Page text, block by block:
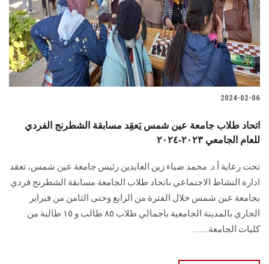
الطلاب
هيئة التدريس
الدراسات العليا
الزائـرون
سجل الان
2024-02-06
اتحاد طلاب جامعة عين شمس يَعقِد مسابقة الشطرنج الفردي
للعام الجامعي ٢٠٢٣-٢٠٢٤
تحت رعاية أ.د. محمد ضياء زين العابدين رئيس جامعة عين شمس، تعقد
ادارة النشاط الاجتماعي باتحاد طلاب الجامعة مسابقة الشطرنج فردي
بجامعة عين شمس خلال الفترة من الرابع وحتى الثامن من فبراير
الجاري بالمدينة الجامعية باجمالي طلاب ٨٥ طالب و ١٥ طالبة من
كليات الجامعة.........